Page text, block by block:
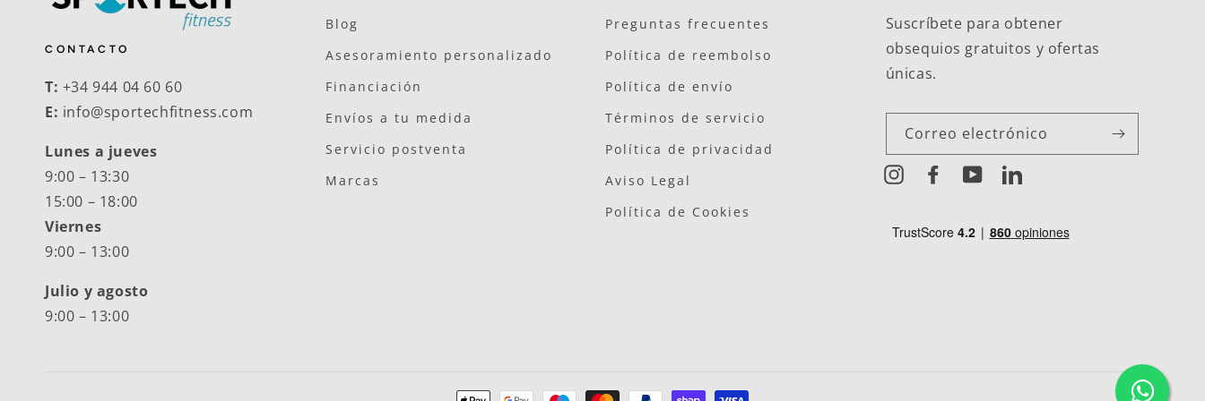
CONTACTO
T: +34 944 04 60 60
E: info@sportechfitness.com
Lunes a jueves
9:00 – 13:30
15:00 – 18:00
Viernes
9:00 – 13:00
Julio y agosto
9:00 – 13:00
Blog
Asesoramiento personalizado
Financiación
Envíos a tu medida
Servicio postventa
Marcas
Preguntas frecuentes
Política de reembolso
Política de envío
Términos de servicio
Política de privacidad
Aviso Legal
Política de Cookies
Suscríbete para obtener
obsequios gratuitos y ofertas
únicas.
Correo electrónico
InstagramFacebookYouTubeLinkedIn